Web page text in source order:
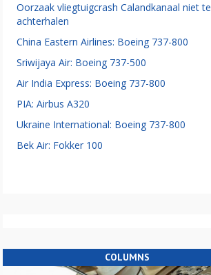
Oorzaak vliegtuigcrash Calandkanaal niet te
achterhalen
China Eastern Airlines: Boeing 737-800
Sriwijaya Air: Boeing 737-500
Air India Express: Boeing 737-800
PIA: Airbus A320
Ukraine International: Boeing 737-800
Bek Air: Fokker 100
COLUMNS